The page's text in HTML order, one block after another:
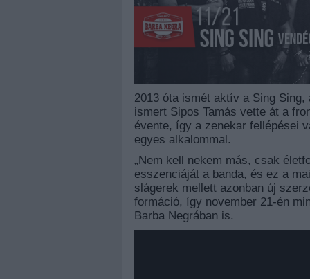
2013 óta ismét aktív a Sing
ismert Sipos Tamás vette át a
évente, így a zenekar fellépései
egyes alkalommal.
„Nem kell nekem más, csak
esszenciáját a banda, és ez a
slágerek mellett azonban új
formáció, így november 21-én
Barba Negrában is.